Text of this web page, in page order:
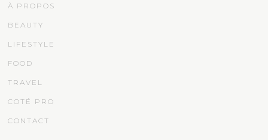
À PROPOS
BEAUTY
LIFESTYLE
FOOD
TRAVEL
COTÉ PRO
CONTACT